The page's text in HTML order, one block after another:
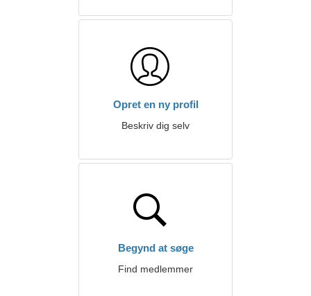
Opret en ny profil
Beskriv dig selv
Begynd at søge
Find medlemmer